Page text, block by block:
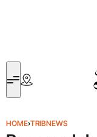
HOME›TRIBNEWS